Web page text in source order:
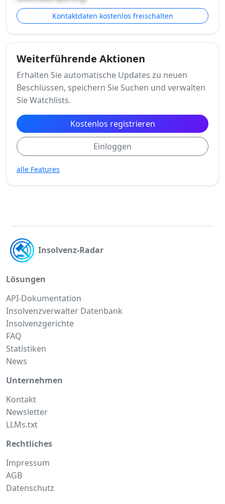
Kontaktdaten kostenlos freischalten
Weiterführende Aktionen
Erhalten Sie automatische Updates zu neuen
Beschlüssen, speichern Sie Suchen und verwalten
Sie Watchlists.
Kostenlos registrieren
Einloggen
alle Features
Insolvenz-Radar
Lösungen
API-Dokumentation
Insolvenzverwalter Datenbank
Insolvenzgerichte
FAQ
Statistiken
News
Unternehmen
Kontakt
Newsletter
LLMs.txt
Rechtliches
Impressum
AGB
Datenschutz